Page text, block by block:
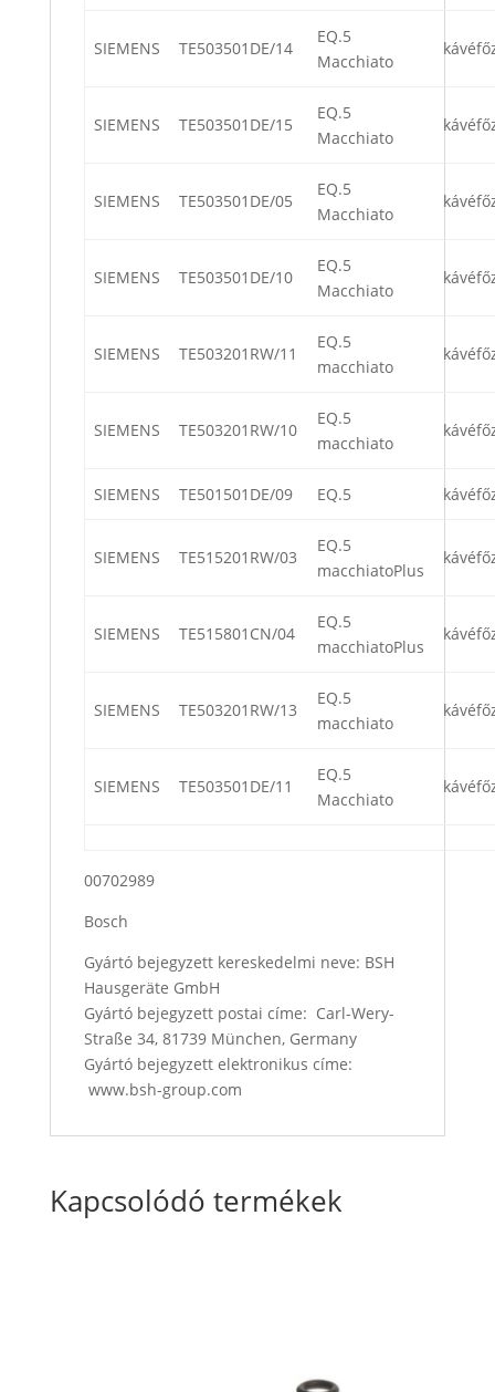
SIEMENS TE503501DE/14
EQ.5
Macchiato
SIEMENS TE503501DE/15
EQ.5
Macchiato
SIEMENS TE503501DE/05
EQ.5
Macchiato
SIEMENS TE503501DE/10
EQ.5
Macchiato
SIEMENS TE503201RW/11
EQ.5
macchiato
SIEMENS TE503201RW/10
EQ.5
macchiato
SIEMENS TE501501DE/09 EQ.5
SIEMENS TE515201RW/03
EQ.5
macchiatoPlus
SIEMENS TE515801CN/04
EQ.5
macchiatoPlus
SIEMENS TE503201RW/13
EQ.5
macchiato
SIEMENS TE503501DE/11
EQ.5
Macchiato
00702989
Bosch
Gyártó bejegyzett kereskedelmi neve: BSH
Hausgeräte GmbH
Gyártó bejegyzett postai címe: Carl-Wery-
Straße 34, 81739 München, Germany
Gyártó bejegyzett elektronikus címe:
www.bsh-group.com
Kapcsolódó termékek